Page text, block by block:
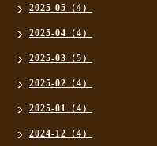
2025-05（4）
2025-04（4）
2025-03（5）
2025-02（4）
2025-01（4）
2024-12（4）